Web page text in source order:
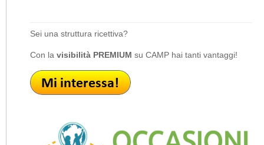
Sei una struttura ricettiva?
Con la visibilità PREMIUM su CAMP hai tanti vantaggi!